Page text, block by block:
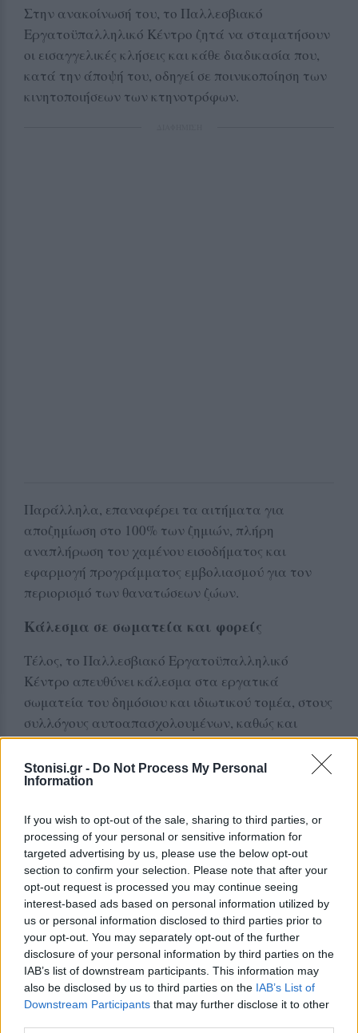
Stonisi.gr - Do Not Process My Personal
Information
If you wish to opt-out of the sale, sharing to third parties, or
processing of your personal or sensitive information for
targeted advertising by us, please use the below opt-out
section to confirm your selection. Please note that after your
opt-out request is processed you may continue seeing
interest-based ads based on personal information utilized by
us or personal information disclosed to third parties prior to
your opt-out. You may separately opt-out of the further
disclosure of your personal information by third parties on the
IAB’s list of downstream participants. This information may
also be disclosed by us to third parties on the IAB’s List of
Downstream Participants that may further disclose it to other
Στην ανακοίνωσή του, το Παλλεσβιακό
Εργατοϋπαλληλικό Κέντρο ζητά να σταματήσουν
οι εισαγγελικές κλήσεις και κάθε διαδικασία που,
κατά την άποψή του, οδηγεί σε ποινικοποίηση των
κινητοποιήσεων των κτηνοτρόφων.
Παράλληλα, επαναφέρει τα αιτήματα για
αποζημίωση στο 100% των ζημιών, πλήρη
αναπλήρωση του χαμένου εισοδήματος και
εφαρμογή προγράμματος εμβολιασμού για τον
περιορισμό των θανατώσεων ζώων.
Κάλεσμα σε σωματεία και φορείς
Τέλος, το Παλλεσβιακό Εργατοϋπαλληλικό
Κέντρο απευθύνει κάλεσμα στα εργατικά
σωματεία του δημόσιου και ιδιωτικού τομέα, στους
συλλόγους αυτοαπασχολουμένων, καθώς και
στους κοινωνικούς, πολιτιστικούς, αθλητικούς και
αγροτικούς φορείς της Λέσβου, να εκφράσουν την
αντίθεσή τους στις εισαγγελικές κλήσεις προς τους
τους.
Δείτε περισσότερα άρθρα μας στα αποτελέσματα
αναζήτησης
Add stonisi.gr on Google ↗
ΣΤΗΝ ΙΔΙΑ ΚΑΤΗΓΟΡΙΑ
ΑΣΤΥΝΟΜΙΑ